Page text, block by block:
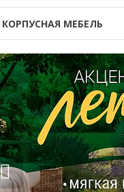
КОРПУСНАЯ МЕБЕЛЬ
Одни
Мы делаем шаг
любимым
Без предоплаты
Короткие сроки